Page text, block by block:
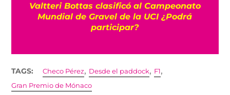
¿Qué necesita Checo para sumar sus
primeros puntos en Cadillac?
TAGS: Checo Pérez, Desde el paddock, F1,
Gran Premio de Mónaco